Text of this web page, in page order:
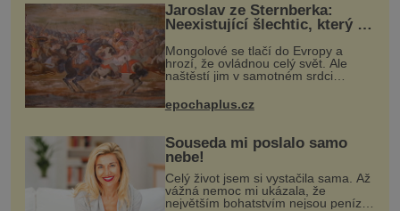
Jaroslav ze Šternberka:
Neexistující šlechtic, který z
Moravy vyžene Mongoly
Mongolové se tlačí do Evropy a
hrozí, že ovládnou celý svět. Ale
naštěstí jim v samotném srdci
Evropy stojí v cestě malé, ale silné
království, které dokáže
dobyvatelské hordy zastavit. Co
epochaplus.cz
Souseda mi poslalo samo
nebe!
Celý život jsem si vystačila sama. Až
vážná nemoc mi ukázala, že
největším bohatstvím nejsou peníze